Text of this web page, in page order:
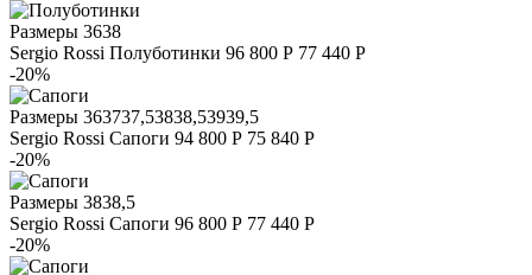
Размеры 3638
Sergio Rossi Полуботинки 96 800 Р 77 440 Р
-20%
Размеры 363737,53838,53939,5
Sergio Rossi Сапоги 94 800 Р 75 840 Р
-20%
Размеры 3838,5
Sergio Rossi Сапоги 96 800 Р 77 440 Р
-20%